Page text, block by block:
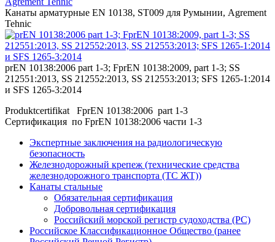
Канаты арматурные EN 10138, ST009 для Румынии, Agrement
Tehnic
prEN 10138:2006 part 1-3; FprEN 10138:2009, part 1-3; SS
212551:2013, SS 212552:2013, SS 212553:2013; SFS 1265-1:2014
и SFS 1265-3:2014
Produktcertifikat FprEN 10138:2006 part 1-3
Сертификация по FprEN 10138:2006 части 1-3
Экспертные заключения на радиологическую
безопасность
Железнодорожный крепеж (технические средства
железнодорожного транспорта (ТС ЖТ))
Канаты стальные
Обязательная сертификация
Добровольная сертификация
Российский морской регистр судоходства (РС)
Российское Классификационное Общество (ранее